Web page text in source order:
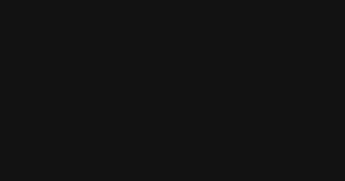
Djappe. Alle rettigheder reserveret.